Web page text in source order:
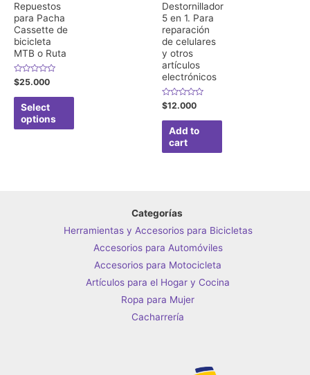
Repuestos
para Pacha
Cassette de
bicicleta
MTB o Ruta
Rated
0
out
$25.000
Select
options
Destornillador
5 en 1. Para
reparación
de celulares
y otros
artículos
electrónicos
Rated
0
out
$12.000
Add to
cart
Categorías
Herramientas y Accesorios para Bicicletas
Accesorios para Automóviles
Accesorios para Motocicleta
Artículos para el Hogar y Cocina
Ropa para Mujer
Cacharrería